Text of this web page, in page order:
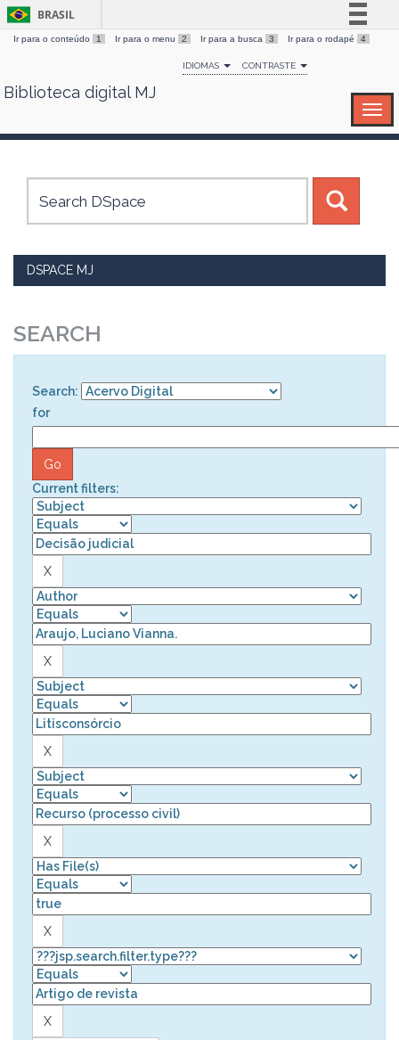
Skip
BRASIL
Simplifique!
Comunica BR
Canais
Ir para o conteúdo 1 Ir para o menu 2 Ir para a busca 3 Ir para o rodapé 4
IDIOMAS CONTRASTE
Biblioteca digital MJ
DSPACE MJ
SEARCH
Search:
for
Current filters: